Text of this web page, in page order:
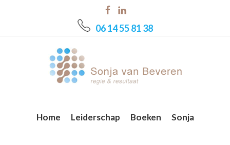
06 14 55 81 38
Home Leiderschap Boeken Sonja